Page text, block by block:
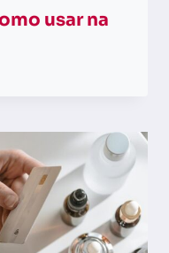
usar na